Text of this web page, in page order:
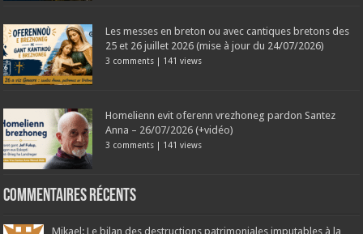
Les messes en breton ou avec cantiques bretons des
25 et 26 juillet 2026 (mise à jour du 24/07/2026)
3 comments 141 views
Homelienn evit oferenn vrezhoneg pardon Santez
Anna – 26/07/2026 (+vidéo)
3 comments 141 views
Commentaires récents
Mikael: Le bilan des destructions patrimoniales imputables à la